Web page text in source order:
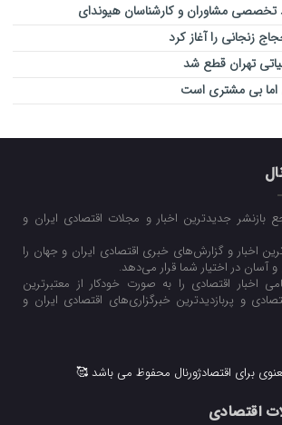
تخصصی مشاوران و کارشناسان هیوندای
زنجانی را آغاز کرد
تهران قطع شد
اما بی مشتری است
بازنشر جدیدترین اخبار و مجلات اقتصادی ایران و
اخبار و گزارش‌های خبری اقتصادی ایران و جهان را
آسان در اختیار شما قرار می‌‌دهد.
اخبار اقتصادی را به صورت خودکار از معتبرترین
و پربازدیدترین خبرگزاری‌های اقتصادی ایران و
برای اقتصادژورنال محفوظ می باشد 🥰
اقتصادی